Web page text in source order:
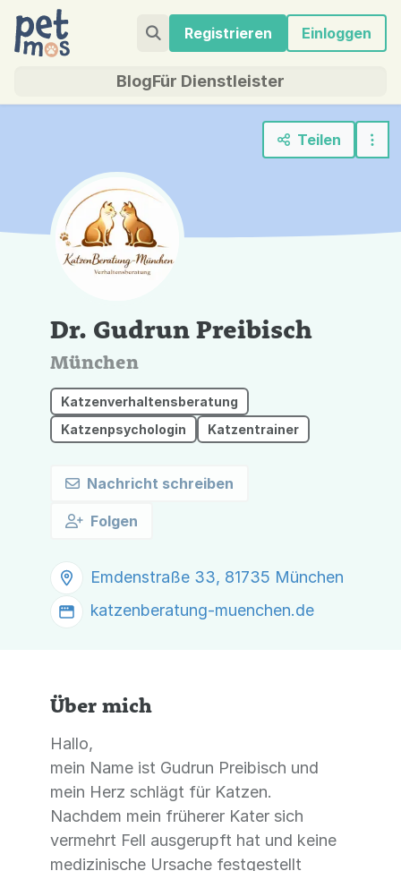
Registrieren Einloggen
BlogFür Dienstleister
Teilen
Dr. Gudrun Preibisch
München
Katzenverhaltensberatung
Katzenpsychologin
Katzentrainer
Nachricht schreiben
Folgen
Emdenstraße 33, 81735 München
katzenberatung-muenchen.de
Über mich
Hallo,
mein Name ist Gudrun Preibisch und
mein Herz schlägt für Katzen.
Nachdem mein früherer Kater sich
vermehrt Fell ausgerupft hat und keine
medizinische Ursache festgestellt